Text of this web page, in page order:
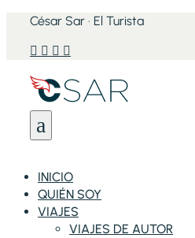
César Sar · El Turista
   
a
INICIO
QUIÉN SOY
VIAJES
VIAJES DE AUTOR